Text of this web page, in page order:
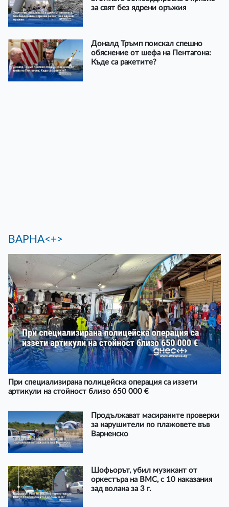
за свят без ядрени оръжия
Доналд Тръмп поискал спешно
обяснение от шефа на Пентагона:
Къде са ракетите?
ВАРНА<+>
При специализирана полицейска операция са иззети
артикули на стойност близо 650 000 €
Продължават масираните проверки
за нарушители по плажовете във
Варненско
Шофьорът, убил музикант от
оркестъра на ВМС, с 10 наказания
зад волана за 3 г.